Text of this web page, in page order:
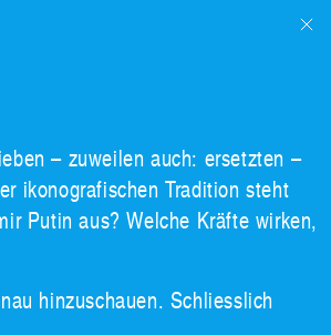
– zuweilen auch: ersetzten –
ikonografischen Tradition steht
Putin aus? Welche Kräfte wirken,
hinzuschauen. Schliesslich